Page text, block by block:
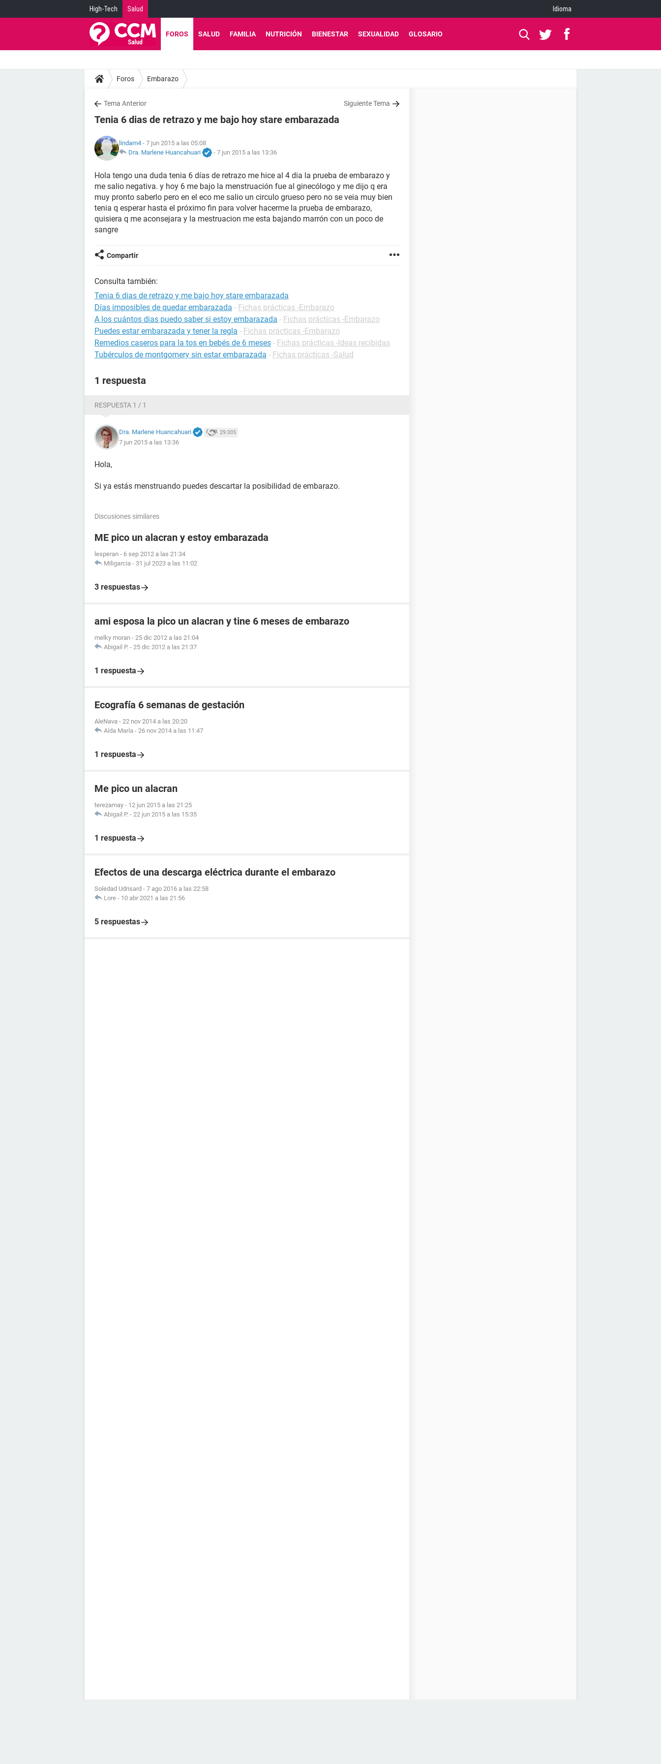
High-Tech Salud Idioma
FOROS SALUD FAMILIA NUTRICIÓN BIENESTAR SEXUALIDAD GLOSARIO
Foros Embarazo
Tema Anterior Siguiente Tema
Tenia 6 dias de retrazo y me bajo hoy stare embarazada
lindam4 - 7 jun 2015 a las 05:08
Dra. Marlene Huancahuari
- 7 jun 2015 a las 13:36
Hola tengo una duda tenia 6 días de retrazo me hice al 4 dia la prueba de embarazo y
me salio negativa. y hoy 6 me bajo la menstruación fue al ginecólogo y me dijo q era
muy pronto saberlo pero en el eco me salio un circulo grueso pero no se veia muy bien
tenia q esperar hasta el próximo fin para volver hacerme la prueba de embarazo,
quisiera q me aconsejara y la mestruacion me esta bajando marrón con un poco de
sangre
Compartir
Consulta también:
Tenia 6 dias de retrazo y me bajo hoy stare embarazada
Días imposibles de quedar embarazada - Fichas prácticas -Embarazo
A los cuántos dias puedo saber si estoy embarazada - Fichas prácticas -Embarazo
Puedes estar embarazada y tener la regla - Fichas prácticas -Embarazo
Remedios caseros para la tos en bebés de 6 meses - Fichas prácticas -Ideas recibidas
Tubérculos de montgomery sin estar embarazada - Fichas prácticas -Salud
1 respuesta
RESPUESTA 1 / 1
Dra. Marlene Huancahuari 29.005
7 jun 2015 a las 13:36
Hola,
Si ya estás menstruando puedes descartar la posibilidad de embarazo.
Discusiones similares
ME pico un alacran y estoy embarazada
lesperan - 6 sep 2012 a las 21:34
Miligarcia - 31 jul 2023 a las 11:02
3 respuestas
ami esposa la pico un alacran y tine 6 meses de embarazo
melky moran - 25 dic 2012 a las 21:04
Abigail P. - 25 dic 2012 a las 21:37
1 respuesta
Ecografía 6 semanas de gestación
AleNava - 22 nov 2014 a las 20:20
Aída María - 26 nov 2014 a las 11:47
1 respuesta
Me pico un alacran
terezamay - 12 jun 2015 a las 21:25
Abigail P. - 22 jun 2015 a las 15:35
1 respuesta
Efectos de una descarga eléctrica durante el embarazo
Soledad Udrisard - 7 ago 2016 a las 22:58
Lore - 10 abr 2021 a las 21:56
5 respuestas